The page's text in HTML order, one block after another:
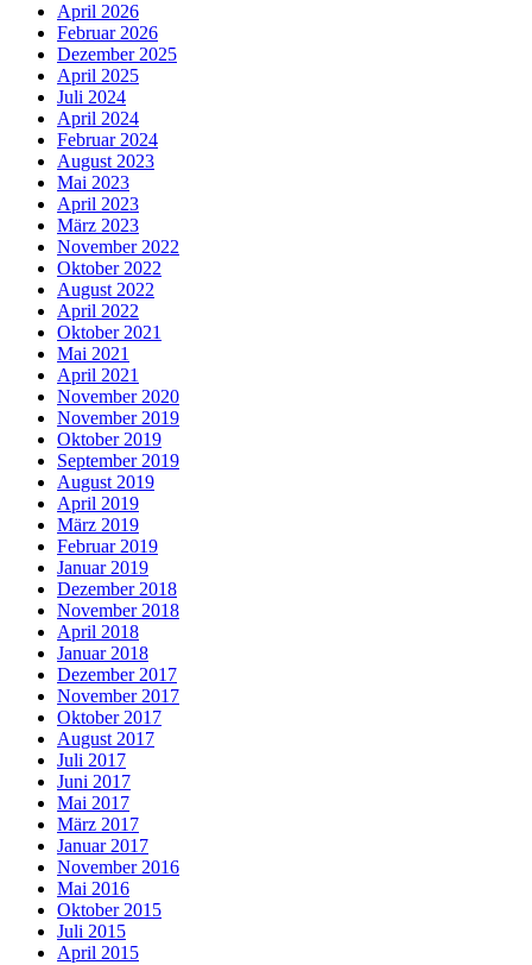
April 2026
Februar 2026
Dezember 2025
April 2025
Juli 2024
April 2024
Februar 2024
August 2023
Mai 2023
April 2023
März 2023
November 2022
Oktober 2022
August 2022
April 2022
Oktober 2021
Mai 2021
April 2021
November 2020
November 2019
Oktober 2019
September 2019
August 2019
April 2019
März 2019
Februar 2019
Januar 2019
Dezember 2018
November 2018
April 2018
Januar 2018
Dezember 2017
November 2017
Oktober 2017
August 2017
Juli 2017
Juni 2017
Mai 2017
März 2017
Januar 2017
November 2016
Mai 2016
Oktober 2015
Juli 2015
April 2015